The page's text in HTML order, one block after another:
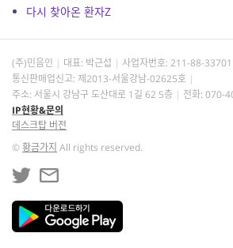
다시 찾아온 환자Z
(주)민음인 대표: 박근섭 사업자번호: 211-88-33701
통신판매업신고: 제2013-서울강남-02625호
주소: 서울시 강남구 도산대로 1길 62 5층
전화: 070-
IP현황&문의
데스크탑 버전
©황금가지 All rights reserved.